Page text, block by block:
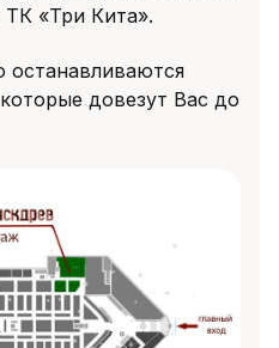
ТК «Три Кита».
останавливаются
довезут Вас до